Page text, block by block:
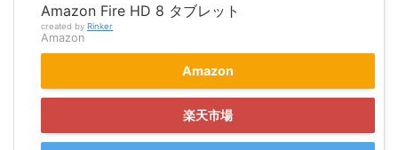
Amazon Fire HD 8 タブレット
created by Rinker
Amazon
Amazon
楽天市場